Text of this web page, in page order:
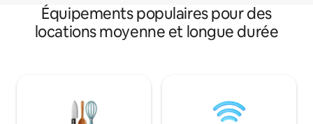
Équipements populaires pour des
locations moyenne et longue durée